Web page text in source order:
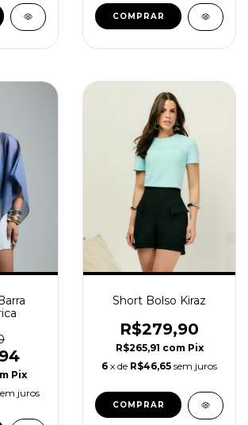
COMPRAR
Pix
juros
Short Bolso Kiraz
R$279,90
R$265,91 com Pix
6 x de R$46,65 sem juros
COMPRAR